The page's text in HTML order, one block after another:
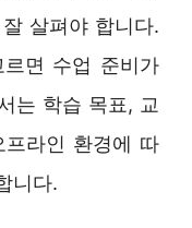
살펴야 합니다.
면 수업 준비가
는 학습 목표, 교
프라인 환경에 따
니다.